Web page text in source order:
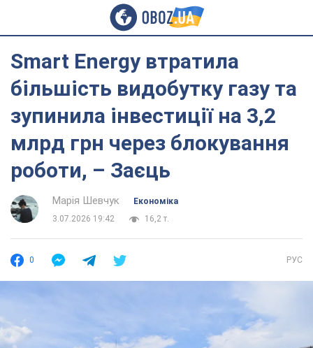
Smart Energy втратила
більшість видобутку газу та
зупинила інвестиції на 3,2
млрд грн через блокування
роботи, – Заєць
Марія Шевчук
Економіка
3.07.2026 19:42
16,2 т.
0 РУС